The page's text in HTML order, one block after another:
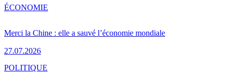
Merci la Chine : elle a sauvé l’économie mondiale
27.07.2026
ÉCONOMIE
POLITIQUE